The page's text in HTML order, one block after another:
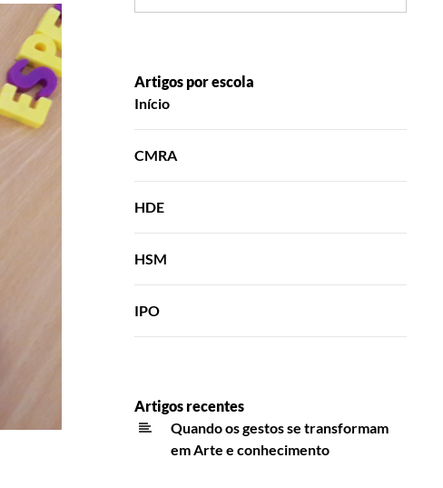
Artigos por escola
Início
CMRA
HDE
HSM
IPO
Artigos recentes
Quando os gestos se transformam
em Arte e conhecimento